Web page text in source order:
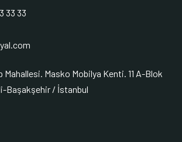
33 33
Mahallesi. Masko Mobilya Kenti. 11 A-Blok
Başakşehir / İstanbul